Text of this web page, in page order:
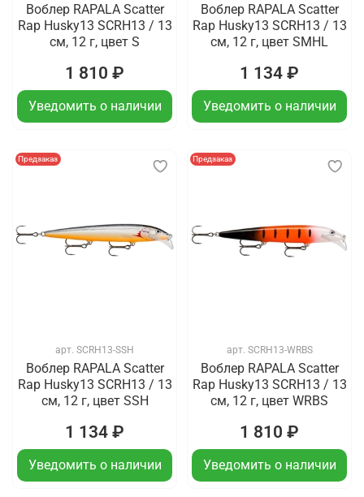
Воблер RAPALA Scatter
Rap Husky13 SCRH13 / 13
см, 12 г, цвет S
1 810 ₽
Уведомить о наличии
Воблер RAPALA Scatter
Rap Husky13 SCRH13 / 13
см, 12 г, цвет SMHL
1 134 ₽
Уведомить о наличии
Предзаказ
арт. SCRH13-SSH
Воблер RAPALA Scatter
Rap Husky13 SCRH13 / 13
см, 12 г, цвет SSH
1 134 ₽
Уведомить о наличии
Предзаказ
арт. SCRH13-WRBS
Воблер RAPALA Scatter
Rap Husky13 SCRH13 / 13
см, 12 г, цвет WRBS
1 810 ₽
Уведомить о наличии